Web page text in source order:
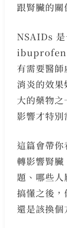
跟腎臟的關
NSAIDs 是
ibuprofen
有需要醫
消炎的效
大的藥物
影響才特別
這篇會帶
轉影響腎
題、哪些人
搞懂之後，
還是該換個